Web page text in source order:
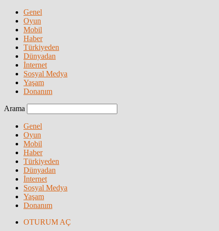
Genel
Oyun
Mobil
Haber
Türkiyeden
Dünyadan
İnternet
Sosyal Medya
Yaşam
Donanım
Arama
Genel
Oyun
Mobil
Haber
Türkiyeden
Dünyadan
İnternet
Sosyal Medya
Yaşam
Donanım
OTURUM AÇ